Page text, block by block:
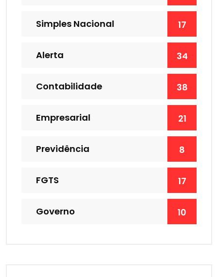
Simples Nacional 17
Alerta 34
Contabilidade 38
Empresarial 21
Previdência 8
FGTS 17
Governo 10